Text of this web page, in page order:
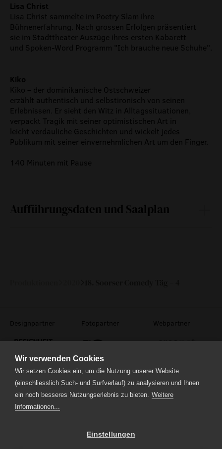
Wir verwenden Cookies
Wir setzen Cookies ein, um die Nutzung unserer Website
(einschliesslich Such- und Surfverlauf) zu analysieren und Ihnen
ein noch besseres Nutzungserlebnis zu bieten. Weitere
Informationen...
Einstellungen
Lisa Christ
Lisa Christ sammelte im Poetry Slam ihre
Bühnenerfahrung. Nach grossen Erfolgen präsentiert
sie im Stadttheater Auszüge ihres ersten Kabarett
und Spoken-Word Programm "Ich brauche neue Schuhe".
Kiko
Kiko – der dominikanische Ostschweizer
erzählt authentisch und selbstironisch von seinen
Erlebnissen. Er sieht den Witz in Alltagssituationen,
verpackt Tragik mit seiner optimistischen Art in
leicht verdauliche Geschichten und wickelt jedes
Publikum mit seiner einvernehmlichen Art um den Finger.
140 Minuten mit Pause
Aufführungsdaten und Saalplan
Designpartner Fotopartner Webpartner
Theaterstrasse 5
6210 Sursee